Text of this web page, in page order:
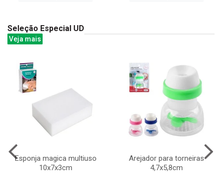
Seleção Especial UD
Veja mais
Esponja magica multiuso
10x7x3cm
Arejador para torneiras
4,7x5,8cm